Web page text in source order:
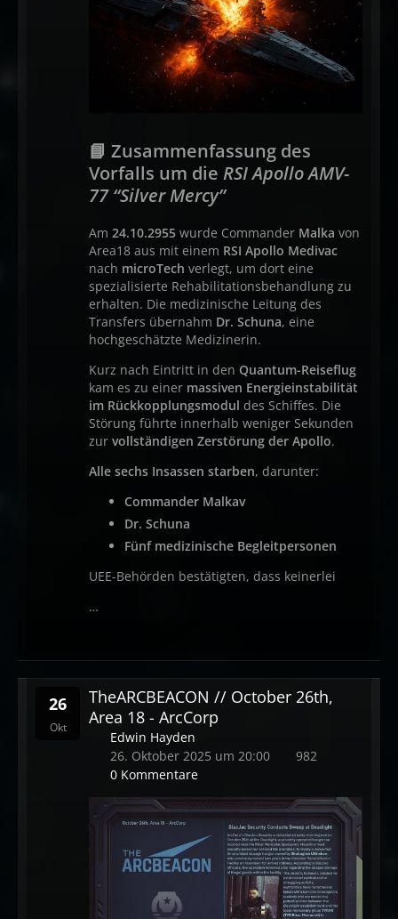
📘 Zusammenfassung des
Vorfalls um die RSI Apollo AMV-
77 “Silver Mercy”
Am 24.10.2955 wurde Commander Malka von
Area18 aus mit einem RSI Apollo Medivac
nach microTech verlegt, um dort eine
spezialisierte Rehabilitationsbehandlung zu
erhalten. Die medizinische Leitung des
Transfers übernahm Dr. Schuna, eine
hochgeschätzte Medizinerin.
Kurz nach Eintritt in den Quantum-Reiseflug
kam es zu einer massiven Energieinstabilität
im Rückkopplungsmodul des Schiffes. Die
Störung führte innerhalb weniger Sekunden
zur vollständigen Zerstörung der Apollo.
Alle sechs Insassen starben, darunter:
Commander Malkav
Dr. Schuna
Fünf medizinische Begleitpersonen
UEE-Behörden bestätigten, dass keinerlei
…
26
Okt
TheARCBEACON // October 26th,
Area 18 - ArcCorp
Edwin Hayden
26. Oktober 2025 um 20:00
982
0 Kommentare